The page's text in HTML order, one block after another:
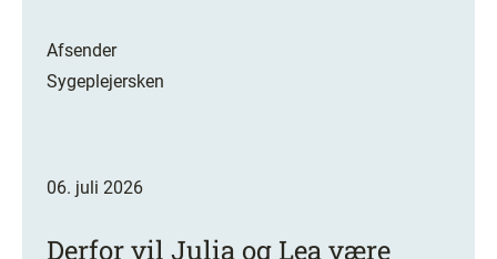
Afsender
Sygeplejersken
06. juli 2026
Derfor vil Julia og Lea være